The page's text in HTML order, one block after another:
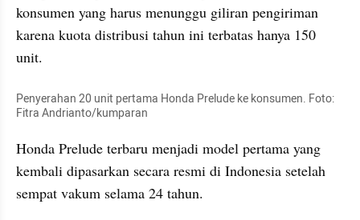
konsumen yang harus menunggu giliran pengiriman
karena kuota distribusi tahun ini terbatas hanya 150
unit.
Penyerahan 20 unit pertama Honda Prelude ke konsumen. Foto:
Fitra Andrianto/kumparan
Honda Prelude terbaru menjadi model pertama yang
kembali dipasarkan secara resmi di Indonesia setelah
sempat vakum selama 24 tahun.